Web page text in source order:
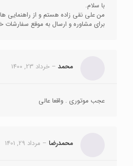
با سلام.
من علی نقی زاده هستم و از راهنمایی
برای مشاوره و ارسال به موقع سفارشات
محمد – خرداد 23, 1400
عجب موتوری . واقعا عالی
محمدرضا – مرداد 29, 1401